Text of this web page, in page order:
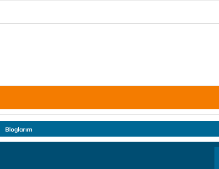
Bloglarım